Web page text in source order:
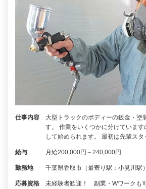
仕事内容
大型トラックのボディーの鈑金・塗
す。 作業をいくつかに分けていま
して始められます。 最初は先輩ス
給与 月給200,000円～240,000円
勤務地 千葉県香取市（最寄り駅：小見川駅）
応募資格 未経験者歓迎！ 副業・Wワークも